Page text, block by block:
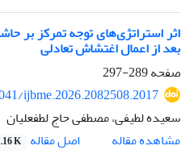
اثر استراتژی‌های توجه تمرکز بر
بعد از اعمال اغتشاش تعادلی
صفحه289-297
ijbme.2026.2082508.2017
سعیده لطیفی، مصطفی حاج لطفعلیان
مشاهده مقاله
اصل مقاله K